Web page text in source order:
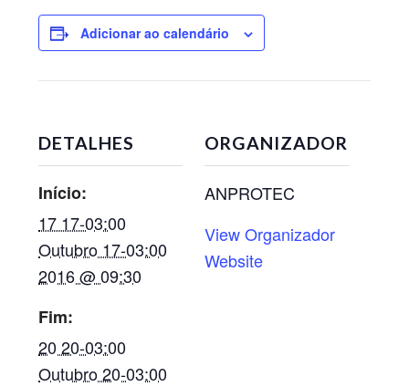
Adicionar ao calendário
DETALHES
Início:
17 17-03:00
Outubro 17-03:00
2016 @ 09:30
Fim:
20 20-03:00
Outubro 20-03:00
ORGANIZADOR
ANPROTEC
View Organizador
Website